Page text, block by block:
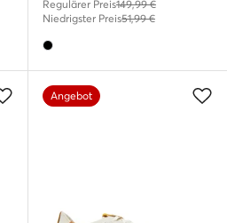
Regulärer Preis149,99 €
Niedrigster Preis51,99 €
Angebot